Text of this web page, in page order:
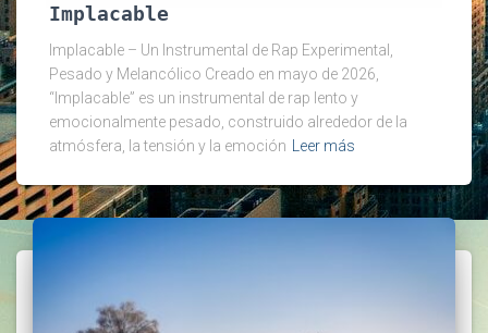
Implacable
Implacable – Un Instrumental de Rap Experimental,
Pesado y Melancólico Creado en mayo de 2026,
“Implacable” es un instrumental de rap lento y
emocionalmente pesado, construido alrededor de la
atmósfera, la tensión y la emoción
Leer más